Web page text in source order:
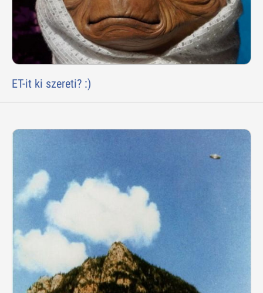
ET-it ki szereti? :)